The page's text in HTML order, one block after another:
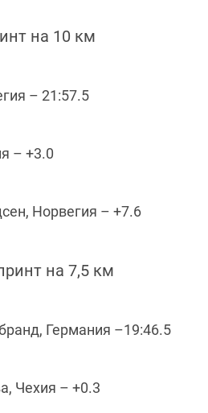
на 10 км
– 21:57.5
– +3.0
Норвегия – +7.6
на 7,5 км
Германия –19:46.5
Чехия – +0.3